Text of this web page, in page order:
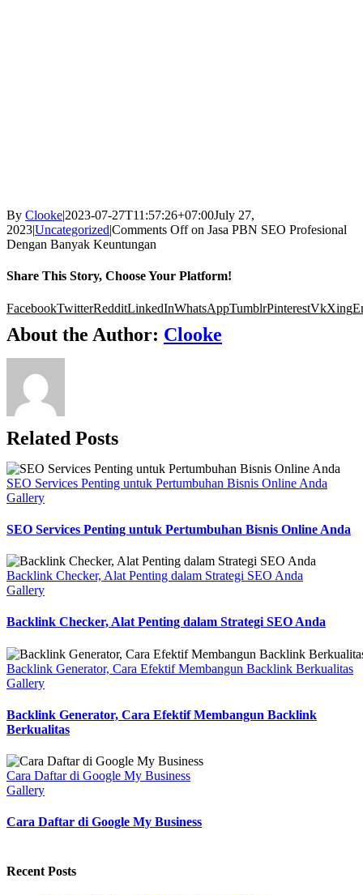
By Clooke|2023-07-27T11:57:26+07:00July 27,
2023|Uncategorized|Comments Offon Jasa PBN SEO Profesional
Dengan Banyak Keuntungan
Share This Story, Choose Your Platform!
FacebookTwitterRedditLinkedInWhatsAppTumblrPinterestVkXing
About the Author: Clooke
Related Posts
SEO Services Penting untuk Pertumbuhan Bisnis Online Anda
Gallery
SEO Services Penting untuk Pertumbuhan Bisnis Online Anda
Backlink Checker, Alat Penting dalam Strategi SEO Anda
Gallery
Backlink Checker, Alat Penting dalam Strategi SEO Anda
Backlink Generator, Cara Efektif Membangun Backlink Berkualitas
Gallery
Backlink Generator, Cara Efektif Membangun Backlink
Berkualitas
Cara Daftar di Google My Business
Gallery
Cara Daftar di Google My Business
Recent Posts